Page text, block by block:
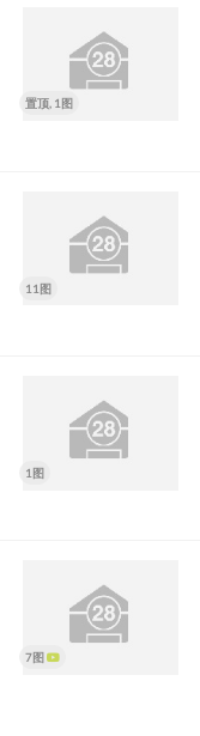
置顶, 1图
11图
1图
7图